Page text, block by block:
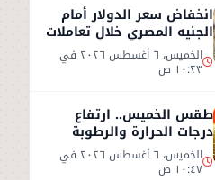
انخفاض سعر الدولار أمام
الجنيه المصري خلال تعاملات
الخميس 6 أغسطس 2026 الخميس، ٦ أغسطس ٢٠٢٦ في
١٠:٢٣ ص
طقس الخميس.. ارتفاع
درجات الحرارة والرطوبة
يزيدان الإحساس بالحر الخميس، ٦ أغسطس ٢٠٢٦ في
١٠:٤٧ ص